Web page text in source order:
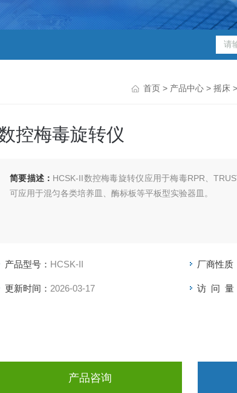
首页 > 产品中心 > 摇床 >
控梅毒旋转仪
简要描述： HCSK-II数控梅毒旋转仪应用于梅毒RPR、
可应用于混匀各类培养皿、酶标板等平板型实验器皿。
产品型号： HCSK-II 厂商性质
更新时间： 2026-03-17 访 问 量
产品咨询